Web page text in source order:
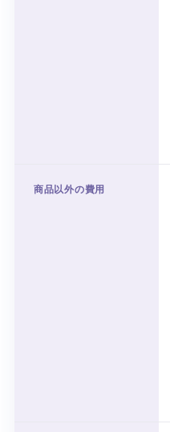
商品以外の費用